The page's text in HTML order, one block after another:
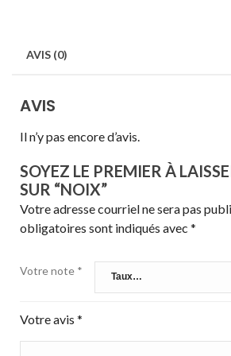
AVIS (0)
AVIS
Il n’y pas encore d’avis.
SOYEZ LE PREMIER À
SUR “NOIX”
Votre adresse courriel ne sera pas
obligatoires sont indiqués avec *
Votre note *
Votre avis *